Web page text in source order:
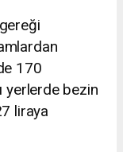
170
yerlerde bezin
liraya